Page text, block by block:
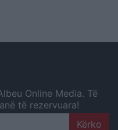
Online Media. Të
të rezervuara!